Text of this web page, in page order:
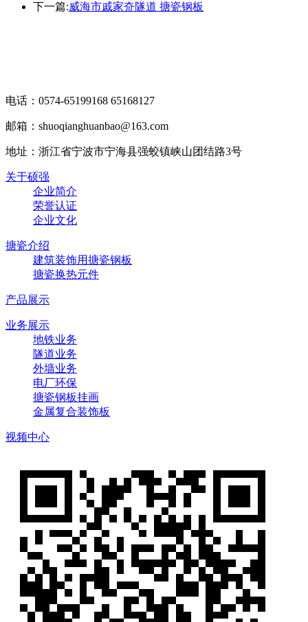
下一篇:威海市戚家夼隧道 搪瓷钢板
电话：0574-65199168 65168127
邮箱：shuoqianghuanbao@163.com
地址：浙江省宁波市宁海县强蛟镇峡山团结路3号
关于硕强
企业简介
荣誉认证
企业文化
搪瓷介绍
建筑装饰用搪瓷钢板
搪瓷换热元件
产品展示
业务展示
地铁业务
隧道业务
外墙业务
电厂环保
搪瓷钢板挂画
金属复合装饰板
视频中心